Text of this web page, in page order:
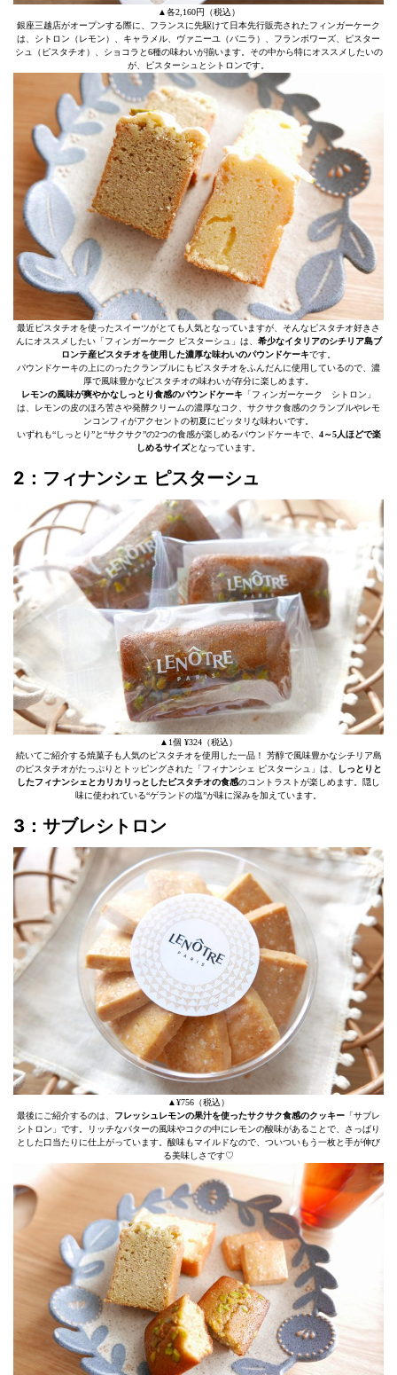
▲各2,160円（税込）
銀座三越店がオープンする際に、フランスに先駆けて日本先行販売されたフィンガーケーク
は、シトロン（レモン）、キャラメル、ヴァニーユ（バニラ）、フランボワーズ、ピスター
シュ（ピスタチオ）、ショコラと6種の味わいが揃います。その中から特にオススメしたいの
が、ピスターシュとシトロンです。
最近ピスタチオを使ったスイーツがとても人気となっていますが、そんなピスタチオ好きさ
んにオススメしたい「フィンガーケーク ピスターシュ」は、 希少なイタリアのシチリア島ブ
ロンテ産ピスタチオを使用した濃厚な味わいのパウンドケーキです。
パウンドケーキの上にのったクランブルにもピスタチオをふんだんに使用しているので、濃
厚で風味豊かなピスタチオの味わいが存分に楽しめます。
レモンの風味が爽やかなしっとり食感のパウンドケーキ 「フィンガーケーク シトロン」
は、レモンの皮のほろ苦さや発酵クリームの濃厚なコク、サクサク食感のクランブルやレモ
ンコンフィがアクセントの初夏にピッタリな味わいです。
いずれも“しっとり”と“サクサク”の2つの食感が楽しめるパウンドケーキで、 4～5人ほどで楽
しめるサイズとなっています。
2：フィナンシェ ピスターシュ
▲1個 ¥324（税込）
続いてご紹介する焼菓子も人気のピスタチオを使用した一品！ 芳醇で風味豊かなシチリア島
のピスタチオがたっぷりとトッピングされた「フィナンシェ ピスターシュ」は、
しっとりと
したフィナンシェとカリカリっとしたピスタチオの食感のコントラストが楽しめます。隠し
味に使われている“ゲランドの塩”が味に深みを加えています。
3：サブレシトロン
▲¥756（税込）
最後にご紹介するのは、 フレッシュレモンの果汁を使ったサクサク食感のクッキー 「サブレ
シトロン」です。リッチなバターの風味やコクの中にレモンの酸味があることで、さっぱり
とした口当たりに仕上がっています。酸味もマイルドなので、ついついもう一枚と手が伸び
る美味しさです♡